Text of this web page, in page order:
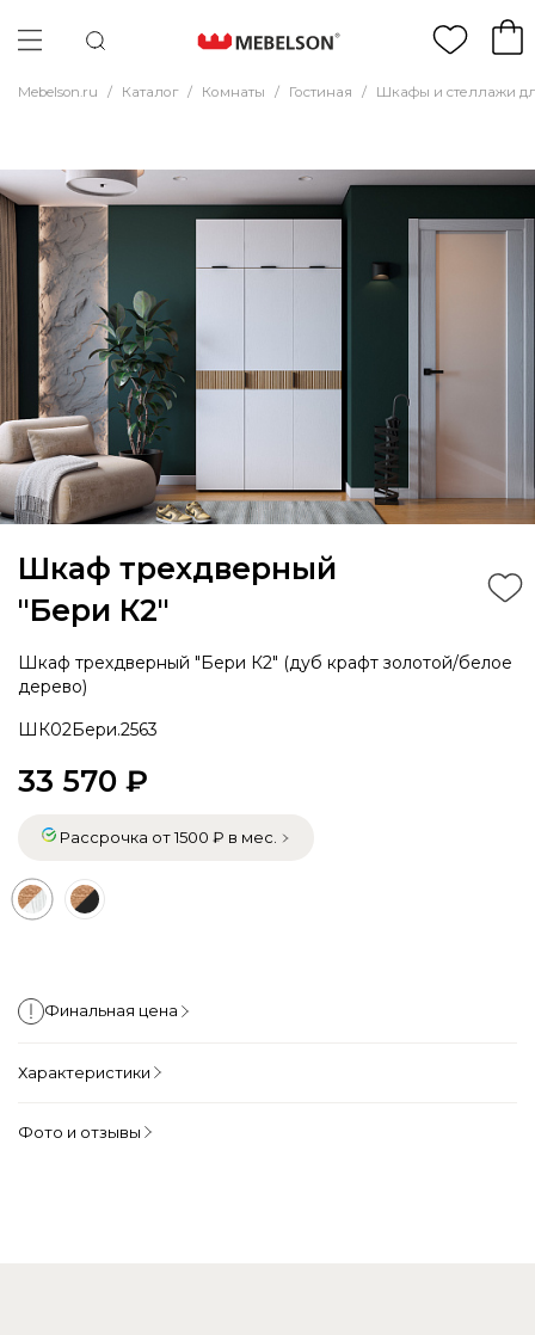
Mebelson.ru / Каталог / Комнаты / Гостиная / Шкафы и стеллажи
Шкаф трехдверный
"Бери К2"
Шкаф трехдверный "Бери К2" (дуб крафт золотой/белое
дерево)
ШК02Бери.2563
33 570 ₽
Рассрочка от 1500 ₽ в мес.
Финальная цена
Характеристики
Фото и отзывы